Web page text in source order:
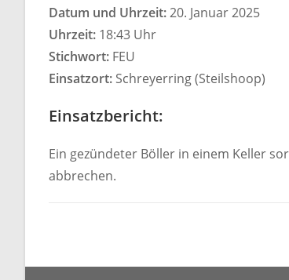
Datum und Uhrzeit:20. Januar 2025
Uhrzeit: 18:43 Uhr
Stichwort: FEU
Einsatzort: Schreyerring (Steilshoop)
Einsatzbericht:
Ein gezündeter Böller in einem Keller
abbrechen.